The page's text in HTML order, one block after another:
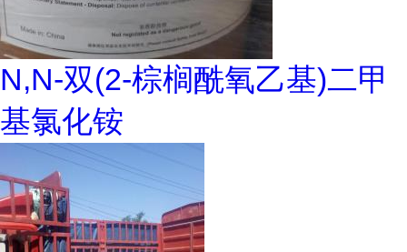
N,N-双(2-棕榈酰氧乙基)二甲
基氯化铵